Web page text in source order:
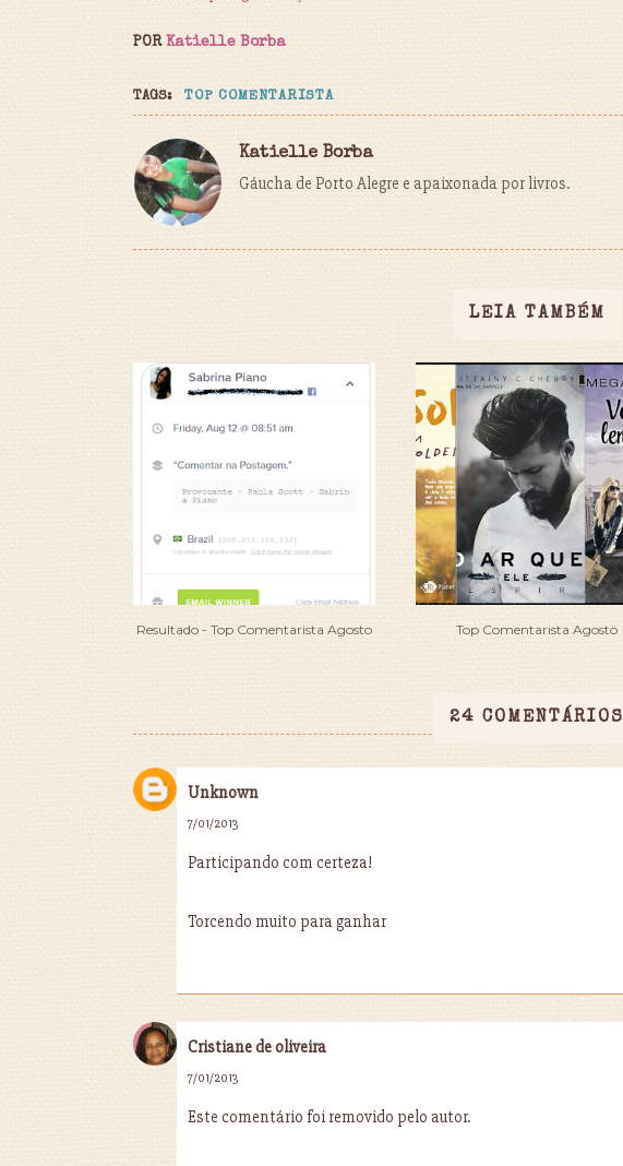
POR Katielle Borba
TAGS: TOP COMENTARISTA
Katielle Borba
Gáucha de Porto Alegre e apaixonada por livros.
LEIA TAMBÉM
Resultado - Top Comentarista Agosto Top Comentarista Agosto
24 COMENTÁRIOS
Unknown
7/01/2013
Participando com certeza!
Torcendo muito para ganhar
Cristiane de oliveira
7/01/2013
Este comentário foi removido pelo autor.